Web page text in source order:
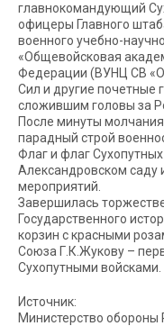
главнокомандующий
офицеры Главного
военного учебно-
«Общевойсковая
Федерации (ВУНЦ СВ
Сил и другие почетные
сложившим головы за
После минуты
парадный строй
Флаг и флаг
Александровском саду
мероприятий.
Завершилась
Государственного
корзин с красными
Союза Г.К.Жукову –
Сухопутными войсками.
Источник:
Министерство